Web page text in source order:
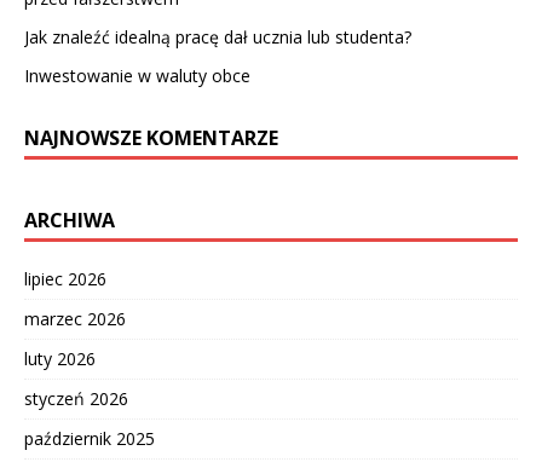
Jak znaleźć idealną pracę dał ucznia lub studenta?
Inwestowanie w waluty obce
NAJNOWSZE KOMENTARZE
ARCHIWA
lipiec 2026
marzec 2026
luty 2026
styczeń 2026
październik 2025